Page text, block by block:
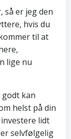
så er jeg den
hvis du
til at
lige nu
godt kan
helst på din
lidt
selvfølgelig